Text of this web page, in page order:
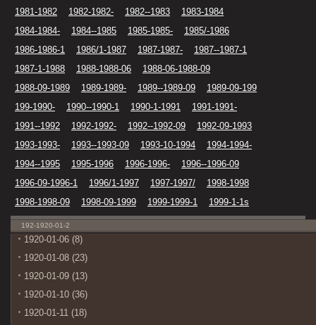
1981-1982
1982-1982- 1982--1983
1983-1984
1984-1984-
1984--1985 1985-1985-
1985/-1986
1986-1986-1
1986/1-1987 1987-1987-
1987--1987-1
1987-1-1988
1988-1988-06
1988-06-1988-09
1988-09-1989
1989-1989- 1989--1989-09
1989-09-199
199-1990-
1990--1990-1 1990-1-1991
1991-1991-
1991--1992
1992-1992- 1992--1992-09
1992-09-1993
1993-1993-
1993--1993-09 1993-10-1994
1994-1994-
1994--1995
1995-1996 1996-1996-
1996--1996-09
1996-09-1996-1
1996/1-1997 1997-1997/
1998-1998
1998-1998-09
1998-09-1999 1999-1999-1 1999-1-1s
192-1920-01-2
1920-01-06 (8)
1920-01-08 (23)
1920-01-09 (13)
1920-01-10 (36)
1920-01-11 (18)